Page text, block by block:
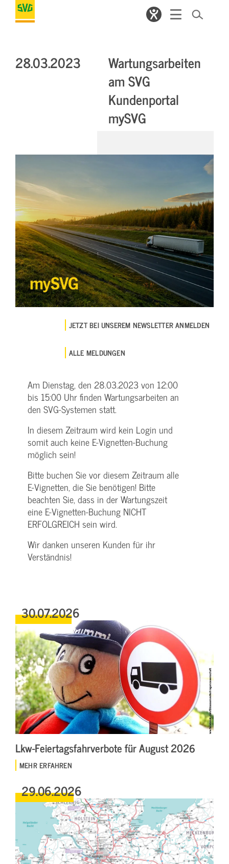
28.03.2023
Wartungsarbeiten
am SVG
Kundenportal
mySVG
JETZT BEI UNSEREM NEWSLETTER ANMELDEN
ALLE MELDUNGEN
Am Dienstag, den 28.03.2023 von 12:00
bis 15:00 Uhr finden Wartungsarbeiten an
den SVG-Systemen statt.
In diesem Zeitraum wird kein Login und
somit auch keine E-Vignetten-Buchung
möglich sein!
Bitte buchen Sie vor diesem Zeitraum alle
E-Vignetten, die Sie benötigen! Bitte
beachten Sie, dass in der Wartungszeit
eine E-Vignetten-Buchung NICHT
ERFOLGREICH sein wird.
Wir danken unseren Kunden für ihr
Verständnis!
30.07.2026
Lkw-Feiertagsfahrverbote für August 2026
MEHR ERFAHREN
29.06.2026